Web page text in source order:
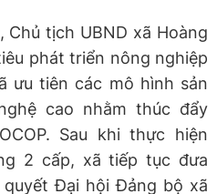
Chủ tịch UBND xã Hoàng
phát triển nông nghiệp
ưu tiên các mô hình sản
cao nhằm thúc đẩy
Sau khi thực hiện
2 cấp, xã tiếp tục đưa
Đại hội Đảng bộ xã